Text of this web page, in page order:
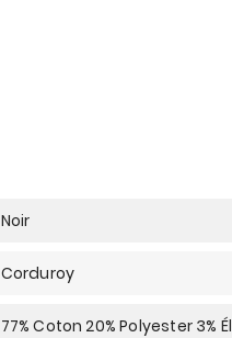
Noir
Corduroy
77% Coton 20% Polyester 3%